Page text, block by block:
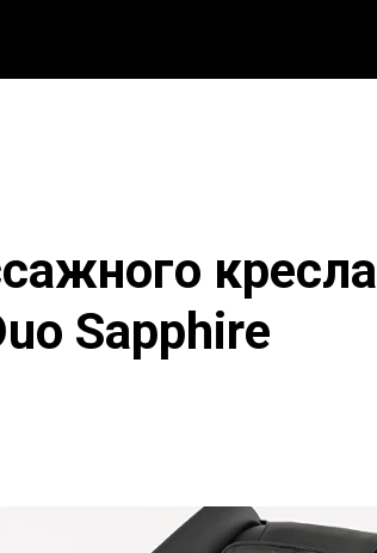
кресла
Sapphire